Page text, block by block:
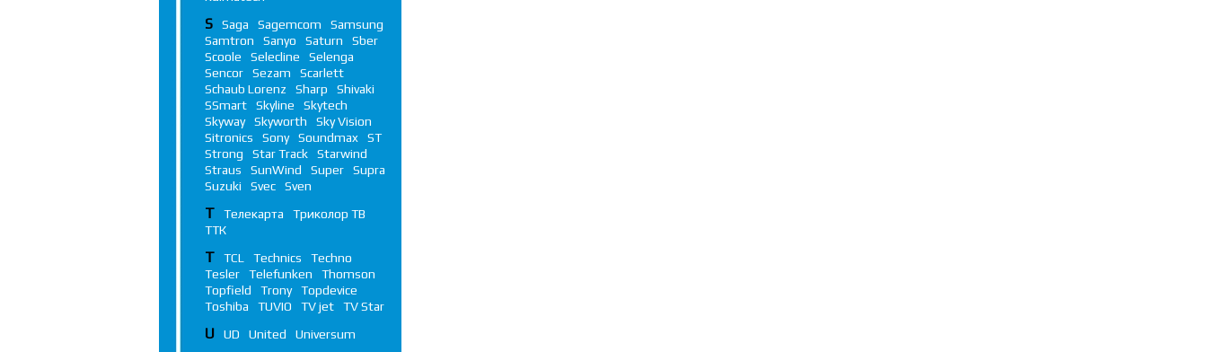
S Saga Sagemcom
Samsung
Samtron
Sanyo Saturn
Sber
Scoole
Selecline
Selenga
Sencor
Sezam
Scarlett
Schaub Lorenz
Sharp
Shivaki
SSmart
Skyline
Skytech
Skyway
Skyworth
Sky Vision
Sitronics
Sony Soundmax
ST
Strong
Star Track
Starwind
Straus
SunWind Super
Supra
Suzuki
Svec Sven
Т Телекарта
Триколор ТВ
ТТК
T TCL Technics
Techno
Tesler
Telefunken
Thomson
Topfield
Trony
Topdevice
Toshiba
TUVIO TV jet TV Star
U UD United Universum